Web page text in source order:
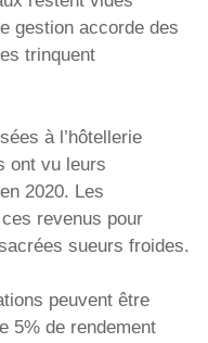
gestion accorde des
trinquent
à l’hôtellerie
ont vu leurs
2020. Les
revenus pour
sueurs froides.
peuvent être
5% de rendement